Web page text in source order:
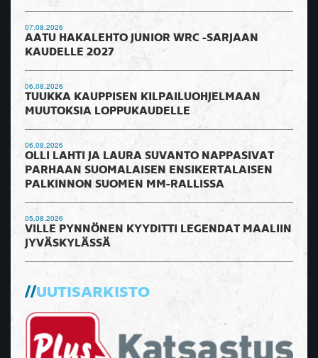
07.08.2026
AATU HAKALEHTO JUNIOR WRC -SARJAAN
KAUDELLE 2027
06.08.2026
TUUKKA KAUPPISEN KILPAILUOHJELMAAN
MUUTOKSIA LOPPUKAUDELLE
06.08.2026
OLLI LAHTI JA LAURA SUVANTO NAPPASIVAT
PARHAAN SUOMALAISEN ENSIKERTALAISEN
PALKINNON SUOMEN MM-RALLISSA
05.08.2026
VILLE PYNNÖNEN KYYDITTI LEGENDAT MAALIIN
JYVÄSKYLÄSSÄ
UUTISARKISTO